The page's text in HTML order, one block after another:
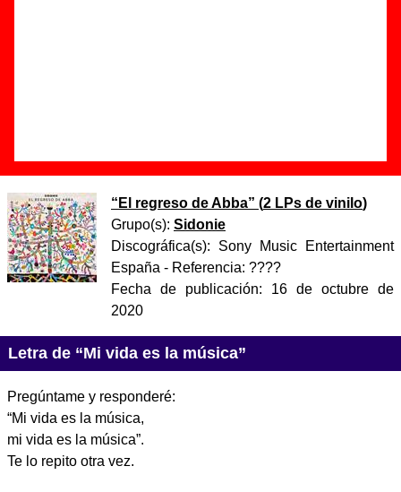
“ El regreso de Abba” (2 LPs de vinilo)
Grupo(s): Sidonie
Discográfica(s): Sony Music Entertainment
España - Referencia: ????
Fecha de publicación: 16 de octubre de
2020
Letra de “Mi vida es la música”
Pregúntame y responderé:
“Mi vida es la música,
mi vida es la música”.
Te lo repito otra vez.